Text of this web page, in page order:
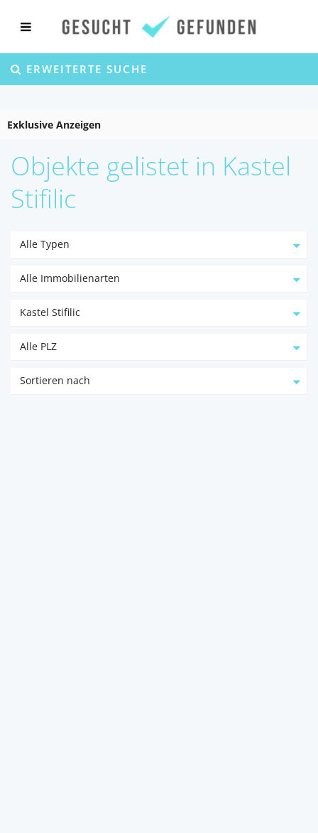
ERWEITERTE SUCHE
Exklusive Anzeigen
Objekte gelistet in Kastel
Stifilic
Alle Typen
Alle Immobilienarten
Kastel Stifilic
Alle PLZ
Sortieren nach